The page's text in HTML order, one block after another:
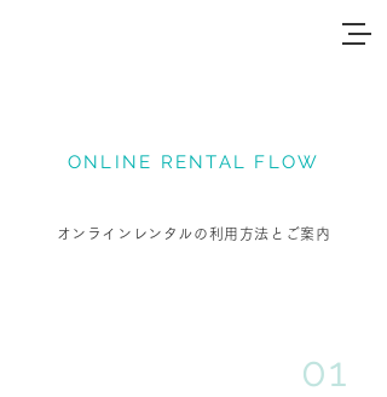
ONLINE RENTAL FLOW
オンラインレンタルの利用方法とご案内
01